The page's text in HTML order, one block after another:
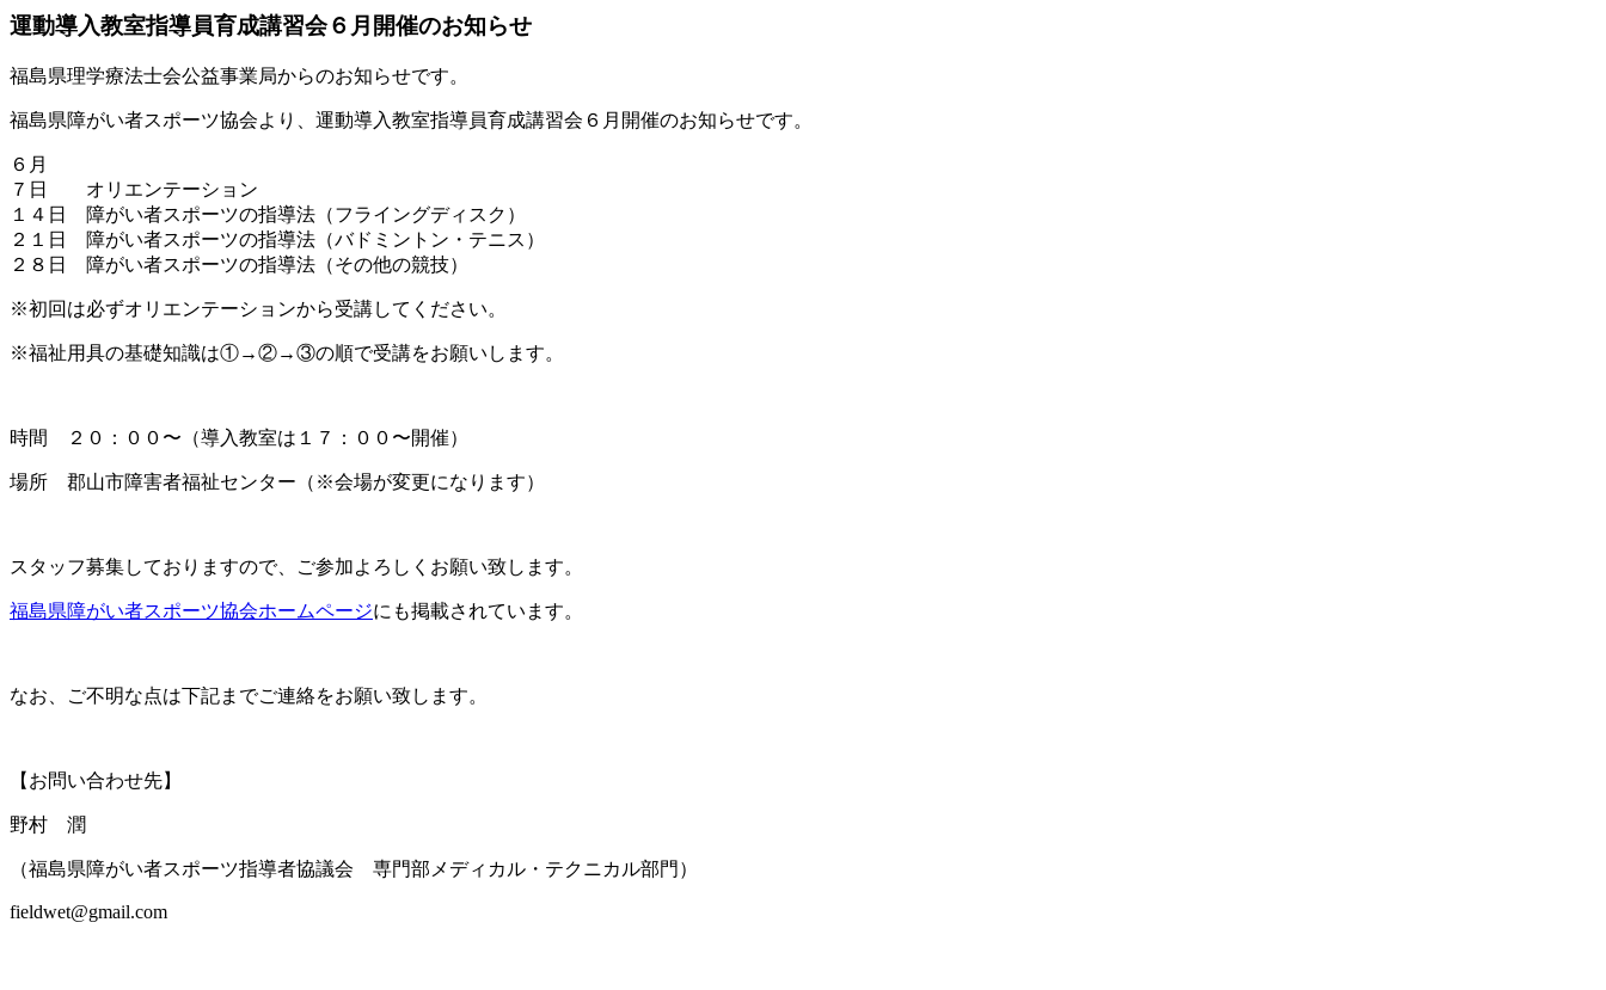
運動導入教室指導員育成講習会６月開催のお知らせ
福島県理学療法士会公益事業局からのお知らせです。
福島県障がい者スポーツ協会より、運動導入教室指導員育成講習会６月開催のお知らせです。
６月
７日 オリエンテーション
１４日 障がい者スポーツの指導法（フライングディスク）
２１日 障がい者スポーツの指導法（バドミントン・テニス）
２８日 障がい者スポーツの指導法（その他の競技）
※初回は必ずオリエンテーションから受講してください。
※福祉用具の基礎知識は①→②→③の順で受講をお願いします。
時間 ２０：００〜（導入教室は１７：００〜開催）
場所 郡山市障害者福祉センター（※会場が変更になります）
スタッフ募集しておりますので、ご参加よろしくお願い致します。
福島県障がい者スポーツ協会ホームページにも掲載されています。
なお、ご不明な点は下記までご連絡をお願い致します。
【お問い合わせ先】
野村 潤
（福島県障がい者スポーツ指導者協議会 専門部メディカル・テクニカル部門）
fieldwet@gmail.com